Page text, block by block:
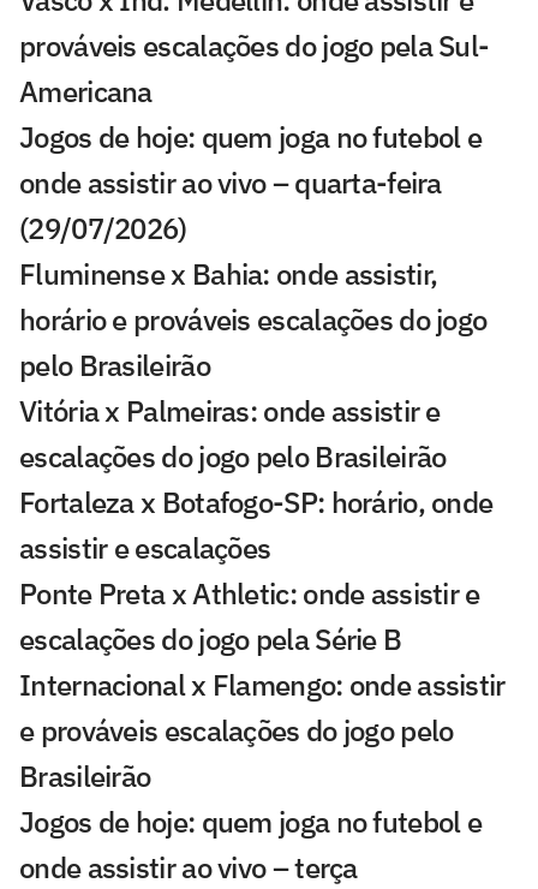
prováveis escalações do jogo pela Sul-
Americana
Jogos de hoje: quem joga no futebol e
onde assistir ao vivo – quarta-feira
(29/07/2026)
Fluminense x Bahia: onde assistir,
horário e prováveis escalações do jogo
pelo Brasileirão
Vitória x Palmeiras: onde assistir e
escalações do jogo pelo Brasileirão
Fortaleza x Botafogo-SP: horário, onde
assistir e escalações
Ponte Preta x Athletic: onde assistir e
escalações do jogo pela Série B
Internacional x Flamengo: onde assistir
e prováveis escalações do jogo pelo
Brasileirão
Jogos de hoje: quem joga no futebol e
onde assistir ao vivo – terça